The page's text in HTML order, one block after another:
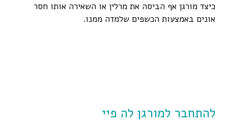
כיצד מורגן אף הביסה את מרלין או השאירה אותו חסר
אונים באמצעות הכשפים שלמדה ממנו.
להתחבר למורגן לה פיי